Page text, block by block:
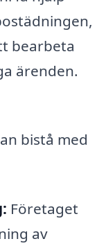
bearbeta
ärenden.
bistå med
Företaget
av